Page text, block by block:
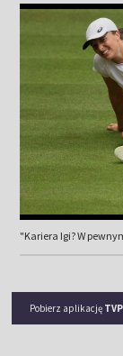
"Kariera Igi? W
Pobierz aplikację